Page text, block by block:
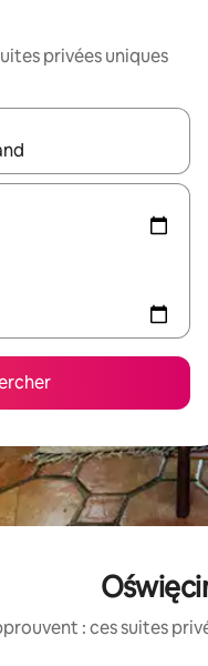
privées uniques
utilisez les flèches
: ces suites